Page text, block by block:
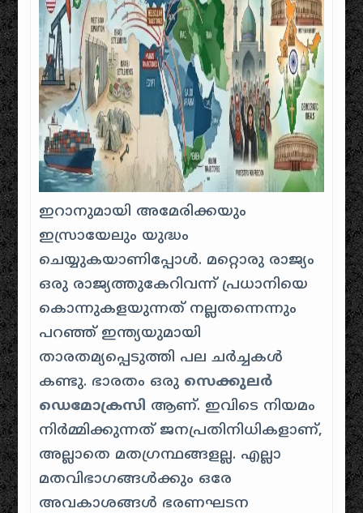
ഇറാനുമായി അമേരിക്കയും
ഇസ്രായേലും യുദ്ധം
ചെയ്യുകയാണിപ്പോൾ. മറ്റൊരു രാജ്യം
ഒരു രാജ്യത്തുകേറിവന്ന് പ്രധാനിയെ
കൊന്നുകളയുന്നത് നല്ലതന്നെന്നും
പറഞ്ഞ് ഇന്ത്യയുമായി
താരതമ്യപ്പെടുത്തി പല ചർച്ചകൾ
കണ്ടു. ഭാരതം ഒരു സെക്കുലർ
ഡെമോക്രസി ആണ്. ഇവിടെ നിയമം
നിർമ്മിക്കുന്നത് ജനപ്രതിനിധികളാണ്,
അല്ലാതെ മതഗ്രന്ഥങ്ങളല്ല. എല്ലാ
മതവിഭാഗങ്ങൾക്കും ഒരേ
അവകാശങ്ങൾ ഭരണഘടന